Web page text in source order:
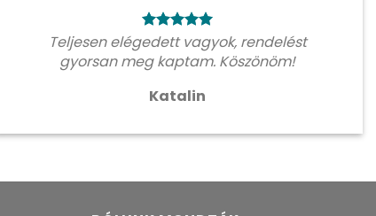
Teljesen elégedett vagyok, rendelést
gyorsan meg kaptam. Köszönöm!
Katalin